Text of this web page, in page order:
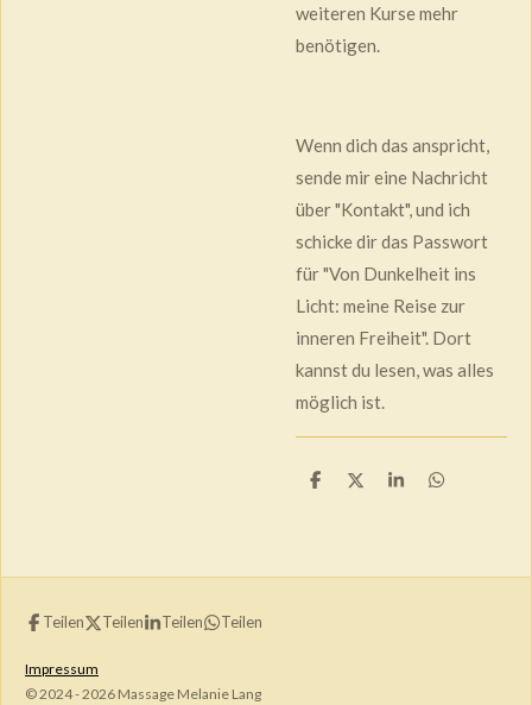
weiteren Kurse mehr
benötigen.
Wenn dich das anspricht,
sende mir eine Nachricht
über "Kontakt", und ich
schicke dir das Passwort
für "Von Dunkelheit ins
Licht: meine Reise zur
inneren Freiheit". Dort
kannst du lesen, was alles
möglich ist.
T
n
T
n
T
n
T
n
Teilen Teilen Teilen Teilen
Impressum
© 2024 - 2026 Massage Melanie Lang